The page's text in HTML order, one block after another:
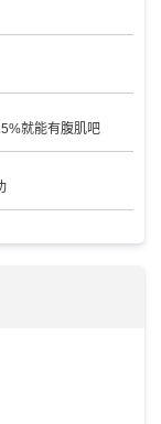
就能有腹肌吧